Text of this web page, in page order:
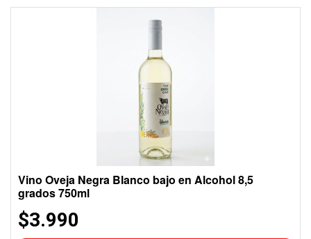
Vino Oveja Negra Blanco bajo en Alcohol 8,5
grados 750ml
$3.990